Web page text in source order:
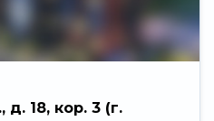
18, кор. 3 (г.